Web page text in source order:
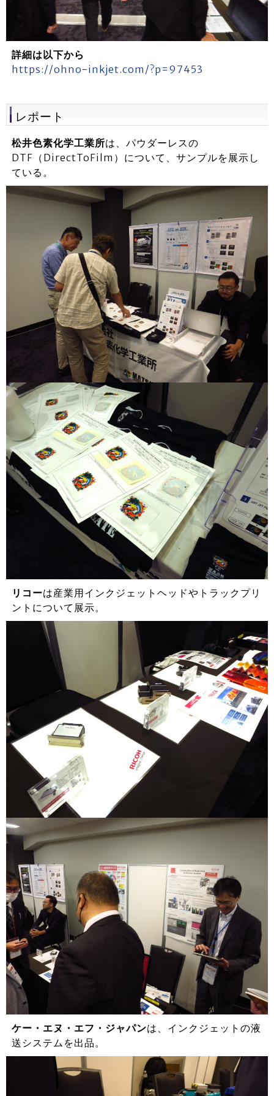
詳細は以下から
https://ohno-inkjet.com/?p=97453
レポート
松井色素化学工業所は、パウダーレスの
DTF（DirectToFilm）について、サンプルを展示し
ている。
リコーは産業用インクジェットヘッドやトラックプリ
ントについて展示。
ケー・エヌ・エフ・ジャパンは、インクジェットの液
送システムを出品。